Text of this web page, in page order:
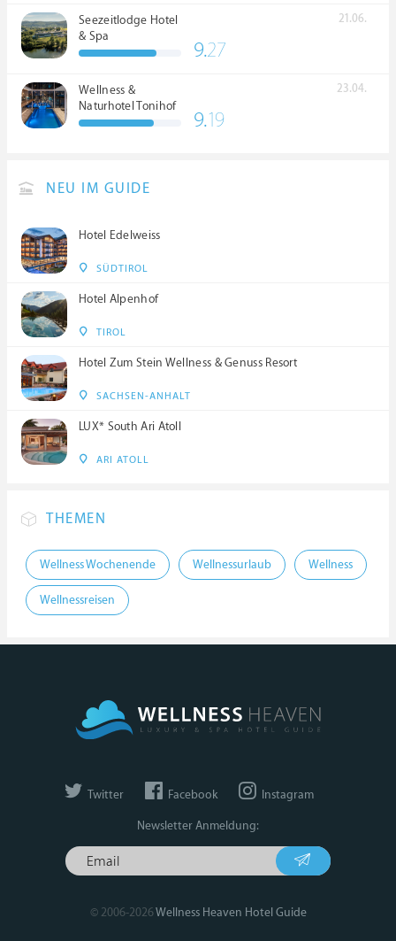
Seezeitlodge Hotel
& Spa
21.06.
9.27
Wellness &
Naturhotel Tonihof
****S
23.04.
9.19
NEU IM GUIDE
Hotel Edelweiss
SÜDTIROL
Hotel Alpenhof
TIROL
Hotel Zum Stein Wellness & Genuss Resort
SACHSEN-ANHALT
LUX* South Ari Atoll
ARI ATOLL
THEMEN
Wellness Wochenende Wellnessurlaub Wellness
Wellnessreisen
Twitter Facebook Instagram
Newsletter Anmeldung:
© 2006-2026Wellness Heaven Hotel Guide